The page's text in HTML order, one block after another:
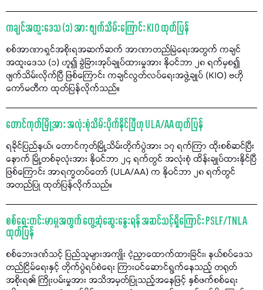
ကချင်အထူးဒေသ (၁) အား ဖျက်သိမ်းကြောင်း KIO ထုတ်ပြန်
စစ်အာဏာရှင်အစိုးရအဆက်ဆက် အာဏာတည်မြဲရေးအတွက် ကချင်
အထူးဒေသ (၁) ဟူ၍ ခွဲခြားအုပ်ချုပ်ထားမှုအား နိုဝင်ဘာ ၂၈ ရက်မှစ၍
ဖျက်သိမ်းလိုက်ပြီ ဖြစ်ကြောင်း ကချင်လွတ်လပ်ရေးအဖွဲ့ချုပ် (KIO) ဗဟို
ကော်မတီက ထုတ်ပြန်လိုက်သည်။
တောင်ကုတ်မြို့အား အလုံးစုံသိမ်းပိုက်နိုင်ပြီဟု ULA/AA ထုတ်ပြန်
ရခိုင်ပြည်နယ်၊ တောင်ကုတ်မြို့သိမ်းတိုက်ပွဲအား ၁၇ ရက်ကြာ ထိုးစစ်ဆင်ပြီး
နောက် မြို့တစ်ခုလုံးအား နိုဝင်ဘာ ၂၄ ရက်တွင် အလုံးစုံ ထိန်းချုပ်ထားနိုင်ပြီ
ဖြစ်ကြောင်း အာရက္ခတပ်တော် (ULA/AA) က နိုဝင်ဘာ ၂၈ ရက်တွင်
အတည်ပြု ထုတ်ပြန်လိုက်သည်။
စစ်ရေးတင်းမာမှုအတွက် တွေ့ဆုံဆွေးနွေးရန် အဆင်သင့်ရှိကြောင်း PSLF/TNLA
ထုတ်ပြန်
စစ်ဘေးဒဏ်သင့် ပြည်သူများအကျိုး ငဲ့ညှာထောက်ထားခြင်း၊ နယ်စပ်ဒေသ
တည်ငြိမ်ရေးနှင့် တိုက်ပွဲရပ်စဲရေး ကြားဝင်ဆောင်ရွက်နေသည့် တရုတ်
အစိုးရ၏ ကြိုးပမ်းမှုအား အသိအမှတ်ပြုသည့်အနေဖြင့် နှစ်ဖက်စစ်ရေး